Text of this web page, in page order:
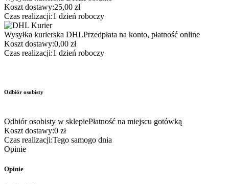
Koszt dostawy:25,00 zł
Czas realizacji:1 dzień roboczy
Wysyłka kurierska DHLPrzedpłata na konto, płatność online
Koszt dostawy:0,00 zł
Czas realizacji:1 dzień roboczy
Odbiór osobisty
Odbiór osobisty w sklepiePłatność na miejscu gotówką
Koszt dostawy:0 zł
Czas realizacji:Tego samogo dnia
Opinie
Opinie